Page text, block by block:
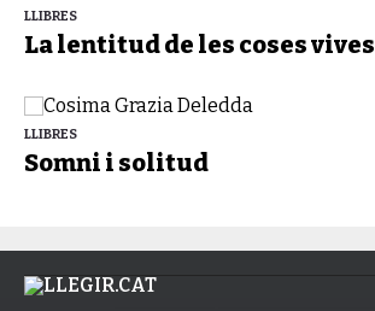
LLIBRES
La lentitud de les coses vives
LLIBRES
Somni i solitud